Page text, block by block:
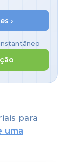
›
para
uma